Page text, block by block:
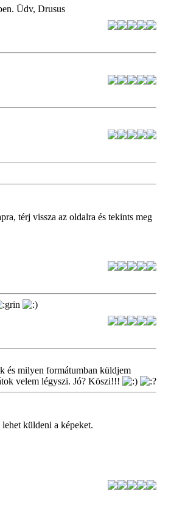
Üdv, Drusus
térj vissza az oldalra és tekints meg
és milyen formátumban küldjem
velem légyszi. Jó? Köszi!!!
küldeni a képeket.